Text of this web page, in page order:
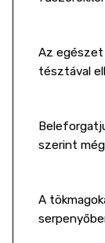
Az egészet
tésztával
szerint
A